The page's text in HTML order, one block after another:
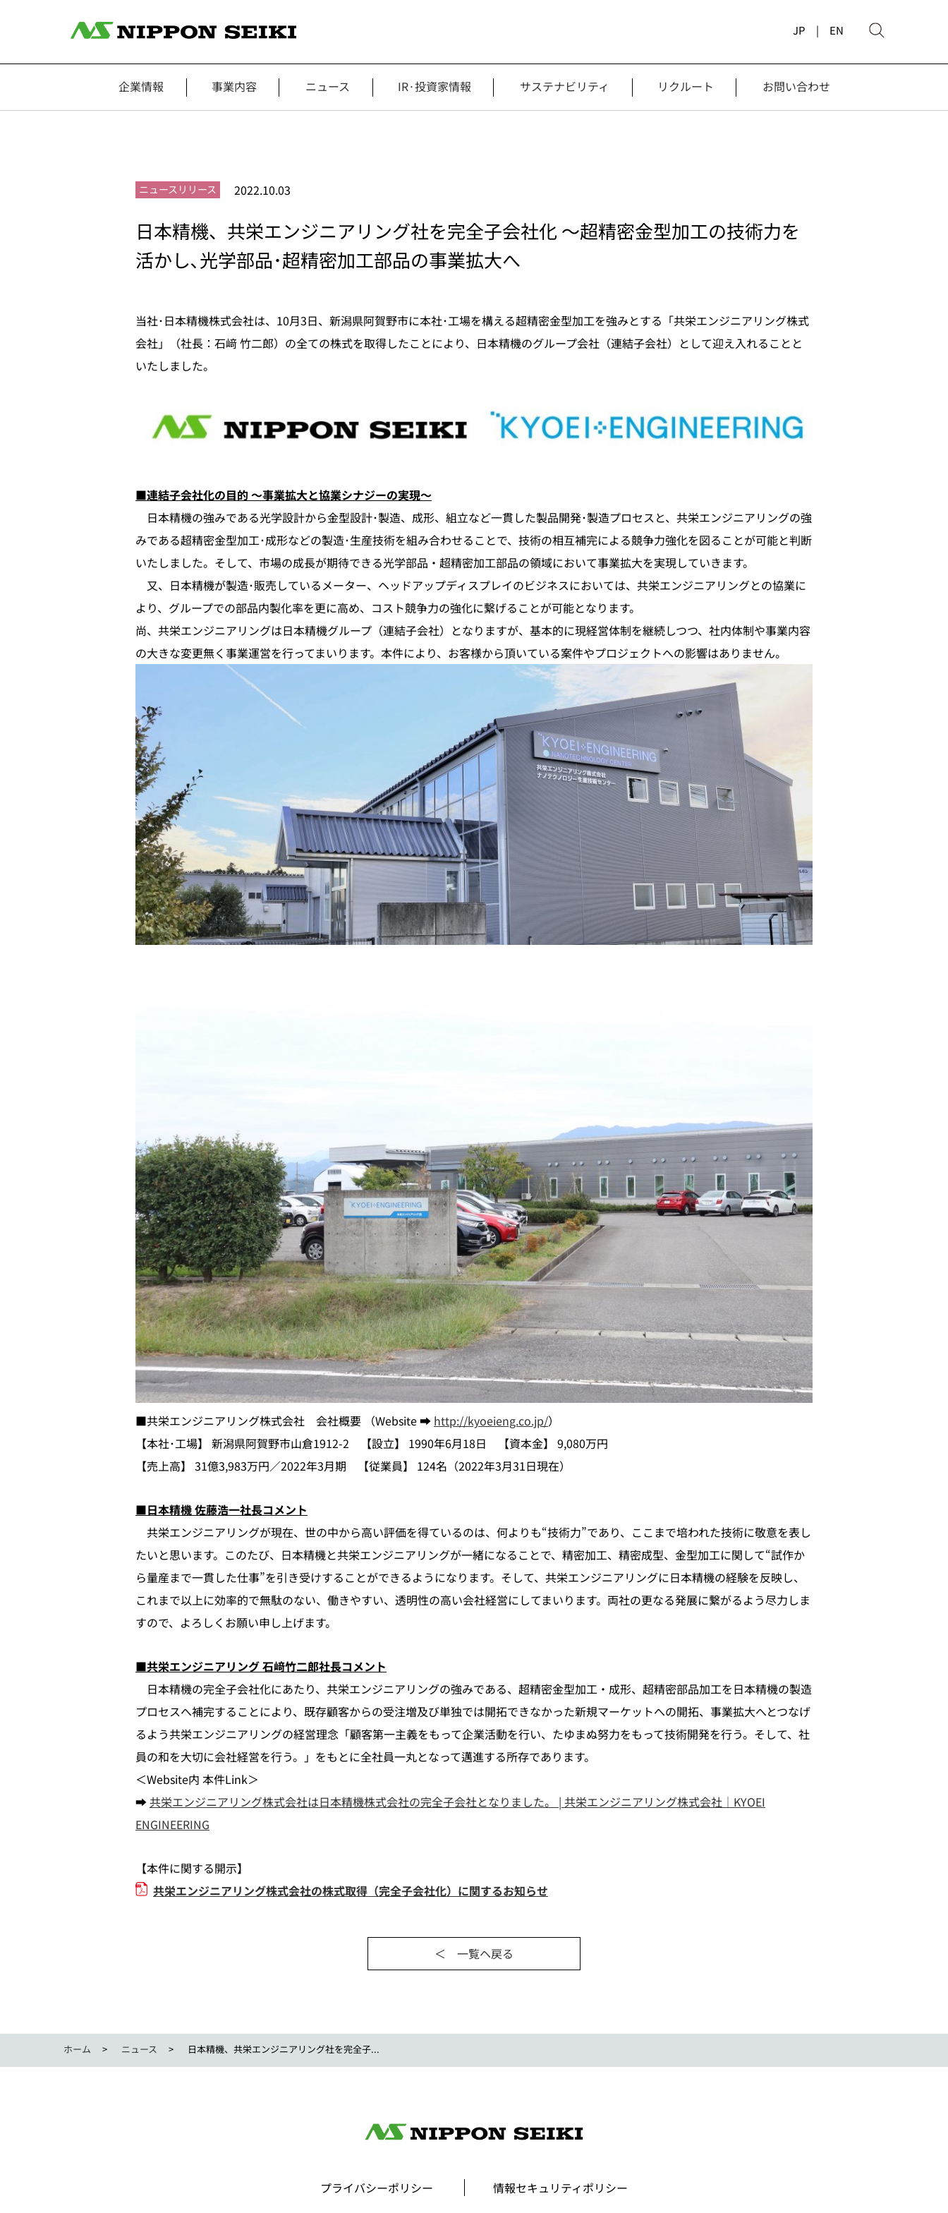
JP | EN
企業情報 事業内容 ニュース IR·投資家情報 サステナビリティ リクルート お問い合わせ
ニュースリリース 2022.10.03
日本精機、共栄エンジニアリング社を完全子会社化 ～超精密金型加工の技術力を
活かし､光学部品･超精密加工部品の事業拡大へ
当社･日本精機株式会社は、10月3日、新潟県阿賀野市に本社･工場を構える超精密金型加工を強みとする「共栄エンジニアリング株式
会社」（社長：石﨑 竹二郎）の全ての株式を取得したことにより、日本精機のグループ会社（連結子会社）として迎え入れることと
いたしました。
■連結子会社化の目的 ～事業拡大と協業シナジーの実現～
日本精機の強みである光学設計から金型設計･製造、成形、組立など一貫した製品開発･製造プロセスと、共栄エンジニアリングの強
みである超精密金型加工･成形などの製造･生産技術を組み合わせることで、技術の相互補完による競争力強化を図ることが可能と判断
いたしました。そして、市場の成長が期待できる光学部品・超精密加工部品の領域において事業拡大を実現していきます。
又、日本精機が製造･販売しているメーター、ヘッドアップディスプレイのビジネスにおいては、共栄エンジニアリングとの協業に
より、グループでの部品内製化率を更に高め、コスト競争力の強化に繋げることが可能となります。
尚、共栄エンジニアリングは日本精機グループ（連結子会社）となりますが、基本的に現経営体制を継続しつつ、社内体制や事業内容
の大きな変更無く事業運営を行ってまいります。本件により、お客様から頂いている案件やプロジェクトへの影響はありません。
■共栄エンジニアリング株式会社 会社概要 （Website ➡ http://kyoeieng.co.jp/）
【本社･工場】 新潟県阿賀野市山倉1912-2 【設立】 1990年6月18日 【資本金】 9,080万円
【売上高】 31億3,983万円／2022年3月期 【従業員】 124名（2022年3月31日現在）
■日本精機 佐藤浩一社長コメント
共栄エンジニアリングが現在、世の中から高い評価を得ているのは、何よりも“技術力”であり、ここまで培われた技術に敬意を表し
たいと思います。このたび、日本精機と共栄エンジニアリングが一緒になることで、精密加工、精密成型、金型加工に関して“試作か
ら量産まで一貫した仕事”を引き受けすることができるようになります。そして、共栄エンジニアリングに日本精機の経験を反映し、
これまで以上に効率的で無駄のない、働きやすい、透明性の高い会社経営にしてまいります。両社の更なる発展に繋がるよう尽力しま
すので、よろしくお願い申し上げます。
■共栄エンジニアリング 石﨑竹二郎社長コメント
日本精機の完全子会社化にあたり、共栄エンジニアリングの強みである、超精密金型加工・成形、超精密部品加工を日本精機の製造
プロセスへ補完することにより、既存顧客からの受注増及び単独では開拓できなかった新規マーケットへの開拓、事業拡大へとつなげ
るよう共栄エンジニアリングの経営理念「顧客第一主義をもって企業活動を行い、たゆまぬ努力をもって技術開発を行う。そして、社
員の和を大切に会社経営を行う。」をもとに全社員一丸となって邁進する所存であります。
＜Website内 本件Link＞
➡共栄エンジニアリング株式会社は日本精機株式会社の完全子会社となりました。 | 共栄エンジニアリング株式会社｜KYOEI
ENGINEERING
【本件に関する開示】
共栄エンジニアリング株式会社の株式取得（完全子会社化）に関するお知らせ
＜ 一覧ヘ戻る
ホーム ニュース 日本精機、共栄エンジニアリング社を完全子...
プライバシーポリシー 情報セキュリティポリシー